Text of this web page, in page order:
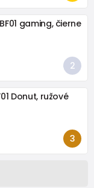
gaming, čierne
Donut, ružové